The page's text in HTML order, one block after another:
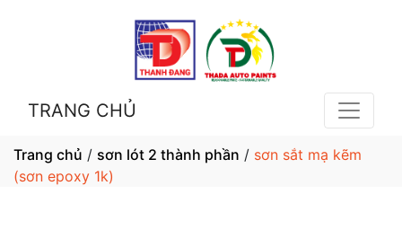
TRANG CHỦ
Trang chủ / sơn lót 2 thành phần / sơn sắt mạ kẽm
(sơn epoxy 1k)